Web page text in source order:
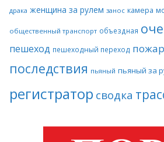
драка женщина за рулем занос камера
общественный транспорт объездная
пешеход пешеходный переход пожар
последствия пьяный пьяный за
регистратор сводка